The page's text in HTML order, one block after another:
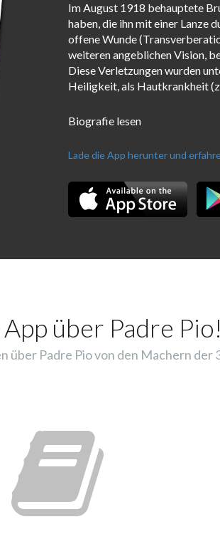
Im August 1918 behauptete
haben, die ihn mit einer Lanze
offene Wunde
weiteren angeblichen Vision,
Diese Verletzungen wurden
Heiligkeit, als Hautkrankheit
Biografie lesen
Lade die App herunter und
über Padre Pio!
Padre Pio von den Machern der